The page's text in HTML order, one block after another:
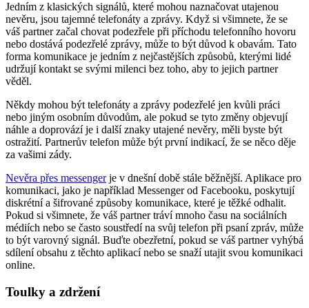
Jedním z klasických signálů, které mohou naznačovat utajenou
nevěru, jsou tajemné telefonáty a zprávy. Když si všimnete, že se
váš partner začal chovat podezřele při příchodu telefonního hovoru
nebo dostává podezřelé zprávy, může to být důvod k obavám. Tato
forma komunikace je jedním z nejčastějších způsobů, kterými lidé
udržují kontakt se svými milenci bez toho, aby to jejich partner
věděl.
Někdy mohou být telefonáty a zprávy podezřelé jen kvůli práci
nebo jiným osobním důvodům, ale pokud se tyto změny objevují
náhle a doprovází je i další znaky utajené nevěry, měli byste být
ostražití. Partnerův telefon může být první indikací, že se něco děje
za vašimi zády.
Nevěra přes messengerje v dnešní době stále běžnější. Aplikace pro
komunikaci, jako je například Messenger od Facebooku, poskytují
diskrétní a šifrované způsoby komunikace, které je těžké odhalit.
Pokud si všimnete, že váš partner tráví mnoho času na sociálních
médiích nebo se často soustředí na svůj telefon při psaní zpráv, může
to být varovný signál. Buďte obezřetní, pokud se váš partner vyhýbá
sdílení obsahu z těchto aplikací nebo se snaží utajit svou komunikaci
online.
Toulky a zdržení